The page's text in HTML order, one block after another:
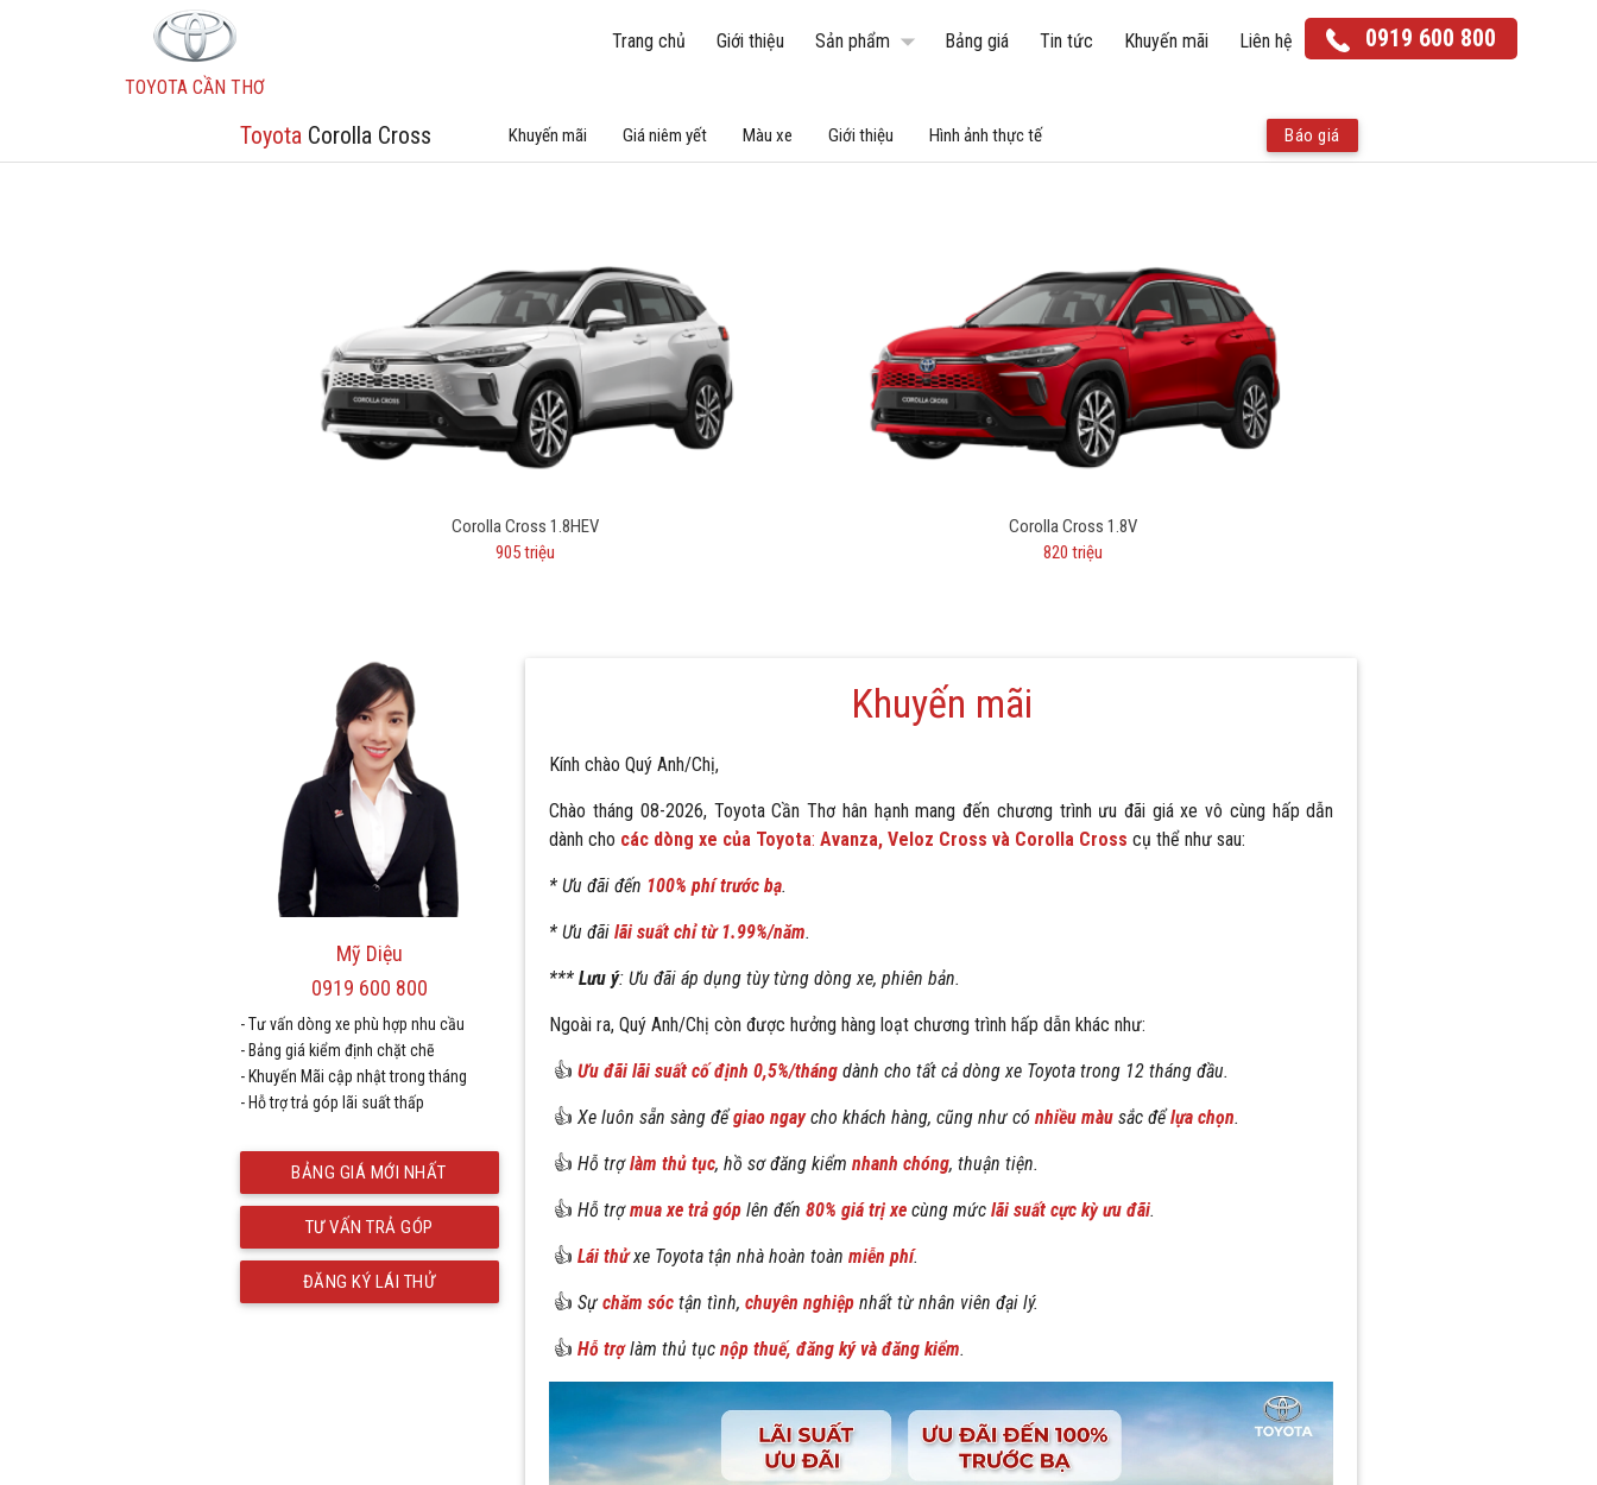
TOYOTA CẦN THƠ
0919 600 800
Trang chủ Giới thiệu Sản phẩm arrow_drop_down
Corolla Altis Yaris Cross
Innova Cross
Bảng giá Tin tức Khuyến mãi Liên hệ
ToyotaCorolla Cross Khuyến mãi Giá niêm yết Màu xe Giới thiệu Hình ảnh thực tế Báo giá
Corolla Cross 1.8HEV
905 triệu
Corolla Cross 1.8V
820 triệu
Mỹ Diệu
0919 600 800
- Tư vấn dòng xe phù hợp nhu cầu
- Bảng giá kiểm định chặt chẽ
- Khuyến Mãi cập nhật trong tháng
- Hỗ trợ trả góp lãi suất thấp
BẢNG GIÁ MỚI NHẤT
TƯ VẤN TRẢ GÓP
ĐĂNG KÝ LÁI THỬ
Khuyến mãi
Kính chào Quý Anh/Chị,
Chào tháng 08-2026, Toyota Cần Thơ hân hạnh mang đến chương trình ưu đãi giá xe vô cùng hấp dẫn
dành cho các dòng xe của Toyota: Avanza, Veloz Cross và Corolla Cross cụ thể như sau:
* Ưu đãi đến 100% phí trước bạ.
* Ưu đãilãi suất chỉ từ 1.99%/năm.
***Lưu ý: Ưu đãi áp dụng tùy từng dòng xe, phiên bản.
Ngoài ra, Quý Anh/Chị còn được hưởng hàng loạt chương trình hấp dẫn khác như:
👍 Ưu đãi lãi suất cố định 0,5%/tháng dành cho tất cả dòng xe Toyota trong 12 tháng đầu.
👍 Xe luôn sẵn sàng để giao ngay cho khách hàng, cũng như có nhiều màu sắc để lựa chọn.
👍 Hỗ trợ làm thủ tục, hồ sơ đăng kiểm nhanh chóng, thuận tiện.
👍 Hỗ trợmua xe trả góp lên đến 80% giá trị xe cùng mức lãi suất cực kỳ ưu đãi.
👍 Lái thử xe Toyota tận nhà hoàn toàn miễn phí.
👍 Sự chăm sóc tận tình, chuyên nghiệp nhất từ nhân viên đại lý.
👍 Hỗ trợ làm thủ tục nộp thuế, đăng ký và đăng kiểm.